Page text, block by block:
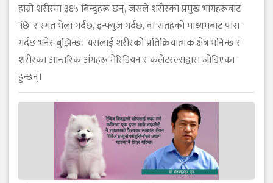
हाम्रो शरीरमा ३६५ बिन्दुहरू छन्, जसले शरीरका प्रमुख भागहरूबाट
'छि' र रगत भेला गर्दछ, इन्फ्युज गर्दछ, वा सतहको माध्यमबाट पास
गर्दछ भनेर बुझिन्छ। यसलाई शरीरको प्रतिक्रियात्मक क्षेत्र भनिन्छ र
शरीरका आन्तरिक अंगहरू मेरिडियन र कलेटरल्सद्वारा जोडिएका
हुन्छन्।